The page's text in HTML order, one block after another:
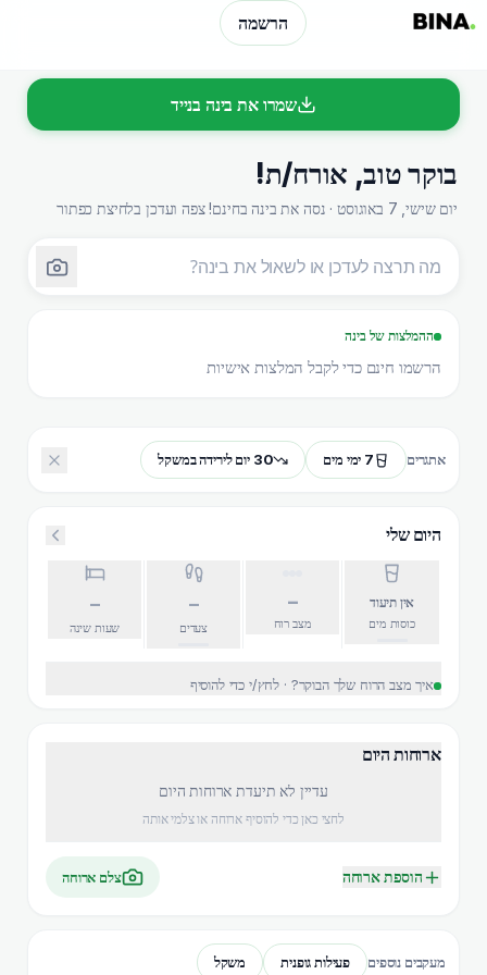
הרשמה
שמרו את בינה בנייד
בוקר טוב, אורח/ת!
יום שישי, 7 באוגוסט · נסה את בינה בחינם! צפה ועדכן בלחיצת כפתור
ההמלצות של בינה
הרשמו חינם כדי לקבל המלצות אישיות
אתגרים 7 ימי מים 30 יום לירידה במשקל
היום שלי
אין תיעוד
כוסות מים
–
מצב רוח
–
צעדים
–
שעות שינה
איך מצב הרוח שלך הבוקר? · לחץ/י כדי להוסיף
ארוחות היום
עדיין לא תיעדת ארוחות היום
לחצי כאן כדי להוסיף ארוחה או צלמי אותה
הוספת ארוחה צלם ארוחה
מעקבים נוספים פעילות גופנית משקל